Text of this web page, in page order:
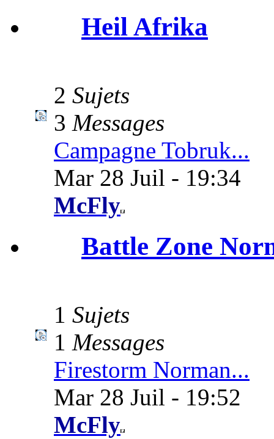
Heil Afrika
2 Sujets
3 Messages
Campagne Tobruk...
Mar 28 Juil - 19:34
McFly
Battle Zone
1 Sujets
1 Messages
Firestorm Norman...
Mar 28 Juil - 19:52
McFly